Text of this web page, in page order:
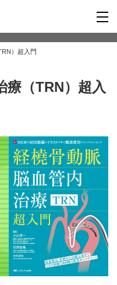
）超入門
療（TRN）超入